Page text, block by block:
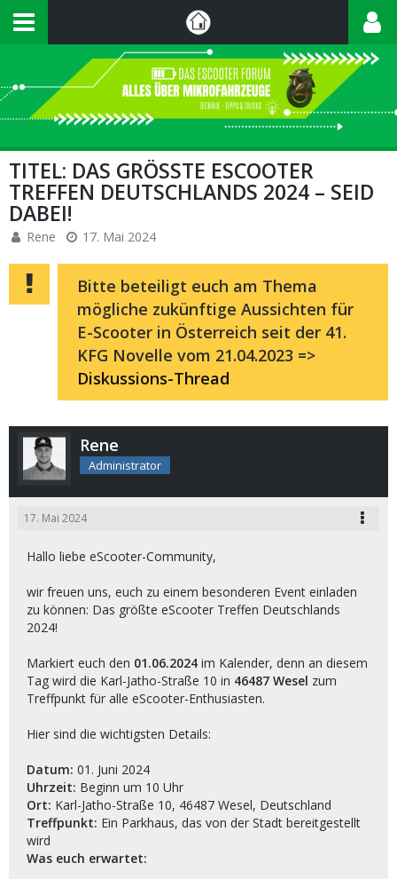
TITEL: DAS GRÖSSTE ESCOOTER T
REFFEN DEUTSCHLANDS 2024 – SEID D
ABEI!
Rene 17. Mai 2024
Bitte beteiligt euch am Thema
mögliche zukünftige Aussichten für
E-Scooter in Österreich seit der 41.
KFG Novelle vom 21.04.2023 =>
Diskussions-Thread
Rene
Administrator
17. Mai 2024
Hallo liebe eScooter-Community,
wir freuen uns, euch zu einem besonderen Event einladen
zu können: Das größte eScooter Treffen Deutschlands
2024!
Markiert euch den 01.06.2024 im Kalender, denn an diesem
Tag wird die Karl-Jatho-Straße 10 in 46487 Wesel zum
Treffpunkt für alle eScooter-Enthusiasten.
Hier sind die wichtigsten Details:
Datum: 01. Juni 2024
Uhrzeit: Beginn um 10 Uhr
Ort: Karl-Jatho-Straße 10, 46487 Wesel, Deutschland
Treffpunkt: Ein Parkhaus, das von der Stadt bereitgestellt
wird
Was euch erwartet: